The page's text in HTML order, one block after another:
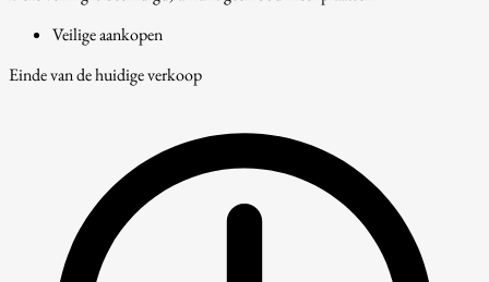
Veilige aankopen
Einde van de huidige verkoop